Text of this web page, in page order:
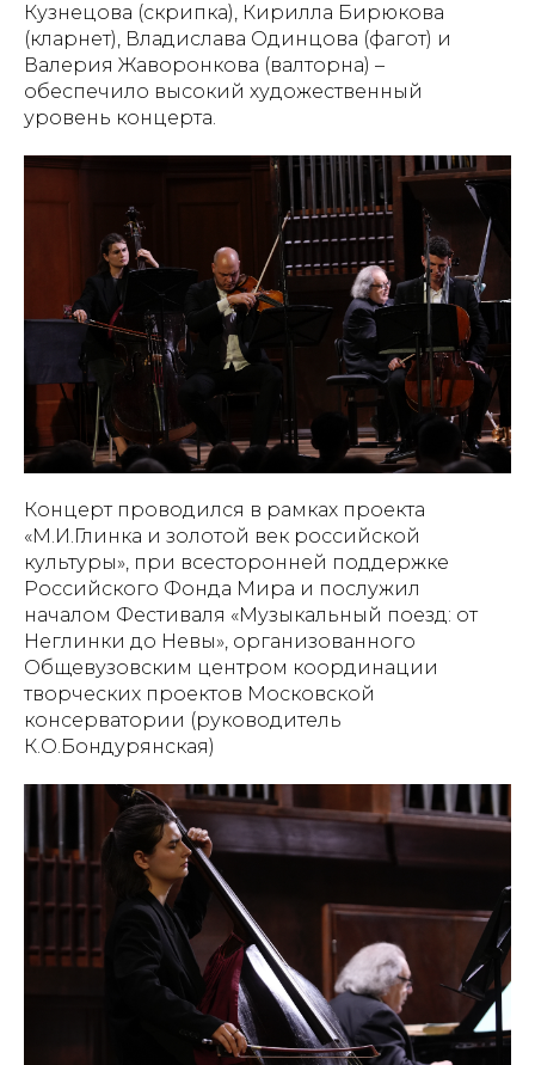
Кузнецова (скрипка), Кирилла Бирюкова
(кларнет), Владислава Одинцова (фагот) и
Валерия Жаворонкова (валторна) –
обеспечило высокий художественный
уровень концерта.
Концерт проводился в рамках проекта
«М.И.Глинка и золотой век российской
культуры», при всесторонней поддержке
Российского Фонда Мира и послужил
началом Фестиваля «Музыкальный поезд: от
Неглинки до Невы», организованного
Общевузовским центром координации
творческих проектов Московской
консерватории (руководитель
К.О.Бондурянская)